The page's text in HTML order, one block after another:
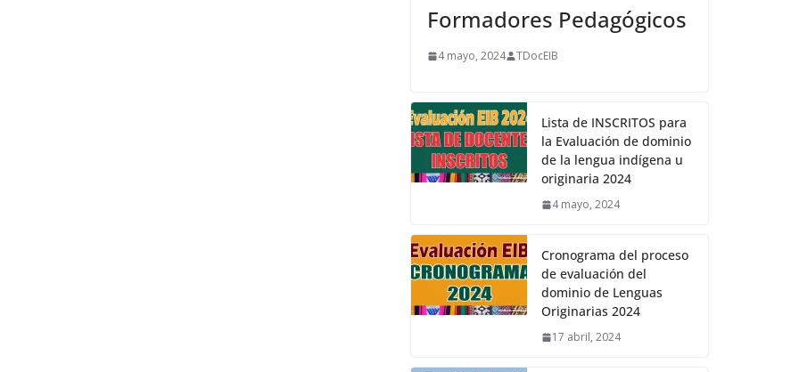
Formadores Pedagógicos
4 mayo, 2024 TDocEIB
Lista de INSCRITOS para
la Evaluación de dominio
de la lengua indígena u
originaria 2024
4 mayo, 2024
Cronograma del proceso
de evaluación del
dominio de Lenguas
Originarias 2024
17 abril, 2024